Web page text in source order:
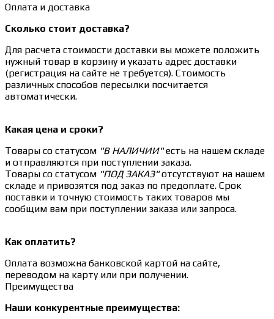
Оплата и доставка
Сколько стоит доставка?
Для расчета стоимости доставки вы можете положить
нужный товар в корзину и указать адрес доставки
(регистрация на сайте не требуется). Стоимость
различных способов пересылки посчитается
автоматически.
Какая цена и сроки?
Товары со статусом "В НАЛИЧИИ"есть на нашем складе
и отправляются при поступлении заказа.
Товары со статусом "ПОД ЗАКАЗ"отсутствуют на нашем
складе и привозятся под заказ по предоплате. Срок
поставки и точную стоимость таких товаров мы
сообщим вам при поступлении заказа или запроса.
Как оплатить?
Оплата возможна банковской картой на сайте,
переводом на карту или при получении.
Преимущества
Наши конкурентные преимущества: